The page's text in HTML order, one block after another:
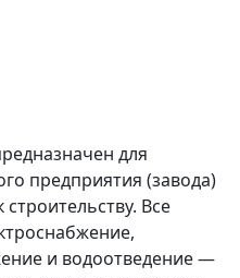
для
предприятия (завода)
Все
и водоотведение —